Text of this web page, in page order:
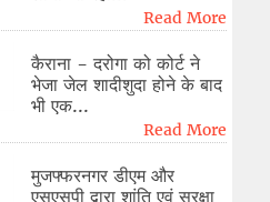
Read More
कैराना - दरोगा को कोर्ट ने
भेजा जेल शादीशुदा होने के बाद
भी एक...
Read More
मुजफ्फरनगर डीएम और
एसएसपी द्वारा शांति एवं सुरक्षा